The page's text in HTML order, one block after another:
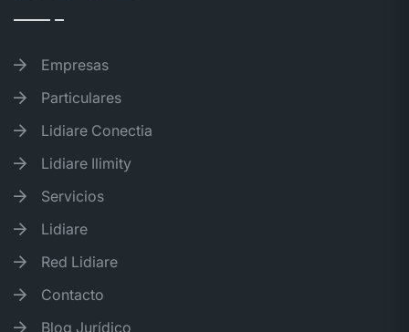
Empresas
Particulares
Lidiare Conectia
Lidiare Ilimity
Servicios
Lidiare
Red Lidiare
Contacto
Blog Jurídico